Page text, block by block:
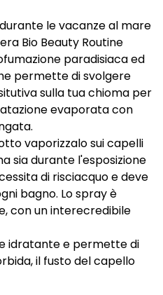
le vacanze al mare
Bio Beauty Routine
paradisiaca ed
permette di svolgere
sulla tua chioma per
evaporata con
vaporizzalo sui capelli
sia durante l'esposizione
di risciacquo e deve
bagno. Lo spray è
con un interecredibile
idratante e permette di
il fusto del capello